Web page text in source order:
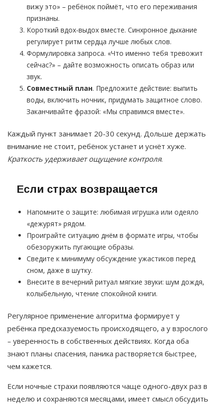
вижу это» – ребёнок поймёт, что его переживания
признаны.
Короткий вдох-выдох вместе. Синхронное дыхание
регулирует ритм сердца лучше любых слов.
Формулировка запроса. «Что именно тебя тревожит
сейчас?» – дайте возможность описать образ или
звук.
Совместный план. Предложите действие: выпить
воды, включить ночник, придумать защитное слово.
Заканчивайте фразой: «Мы справимся вместе».
Каждый пункт занимает 20-30 секунд. Дольше держать
внимание не стоит, ребёнок устанет и уснёт хуже.
Краткость удерживает ощущение контроля.
Если страх возвращается
Напомните о защите: любимая игрушка или одеяло
«дежурят» рядом.
Проиграйте ситуацию днём в формате игры, чтобы
обезоружить пугающие образы.
Сведите к минимуму обсуждение ужастиков перед
сном, даже в шутку.
Внесите в вечерний ритуал мягкие звуки: шум дождя,
колыбельную, чтение спокойной книги.
Регулярное применение алгоритма формирует у
ребёнка предсказуемость происходящего, а у взрослого
– уверенность в собственных действиях. Когда оба
знают планы спасения, паника растворяется быстрее,
чем кажется.
Если ночные страхи появляются чаще одного-двух раз в
неделю и сохраняются месяцами, имеет смысл обсудить